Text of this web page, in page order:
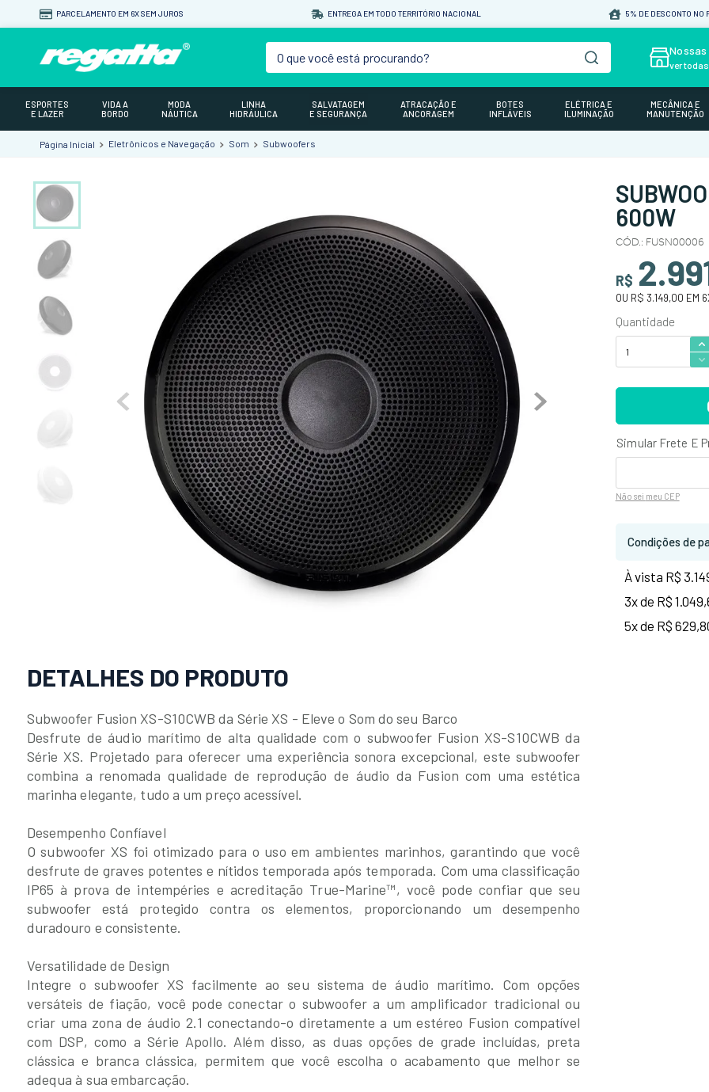
PARCELAMENTO EM 6X SEM JUROS ENTREGA EM TODO TERRITÓRIO NACIONAL 5% DE DESCONTO NO
O que você está procurando? Nossas
ver todas
ESPORTES
E LAZER
VIDA A
BORDO
MODA
NÁUTICA
LINHA
HIDRÁULICA
SALVATAGEM
E SEGURANÇA
ATRACAÇÃO E
ANCORAGEM
BOTES
INFLÁVEIS
ELÉTRICA E
ILUMINAÇÃO
MECÂNICA E
MANUTENÇÃO
Eletrônicos e Navegação Som Subwoofers
DETALHES DO PRODUTO
Subwoofer Fusion XS-S10CWB da Série XS - Eleve o Som do seu Barco
Desfrute de áudio marítimo de alta qualidade com o subwoofer Fusion XS-S10CWB da
Série XS. Projetado para oferecer uma experiência sonora excepcional, este subwoofer
combina a renomada qualidade de reprodução de áudio da Fusion com uma estética
marinha elegante, tudo a um preço acessível.
Desempenho Confíavel
O subwoofer XS foi otimizado para o uso em ambientes marinhos, garantindo que você
desfrute de graves potentes e nítidos temporada após temporada. Com uma classificação
IP65 à prova de intempéries e acreditação True-Marine™, você pode confiar que seu
subwoofer está protegido contra os elementos, proporcionando um desempenho
duradouro e consistente.
Versatilidade de Design
Integre o subwoofer XS facilmente ao seu sistema de áudio marítimo. Com opções
versáteis de fiação, você pode conectar o subwoofer a um amplificador tradicional ou
criar uma zona de áudio 2.1 conectando-o diretamente a um estéreo Fusion compatível
com DSP, como a Série Apollo. Além disso, as duas opções de grade incluídas, preta
clássica e branca clássica, permitem que você escolha o acabamento que melhor se
adequa à sua embarcação.
600W
CÓD.: FUSN00006
R$
OU R$ 3.149,00 EM 6
Não sei meu CEP
Condições de
À vista R$
3x de R$
5x de R$